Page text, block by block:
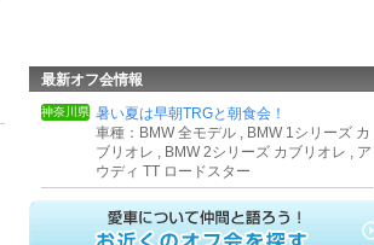
最新オフ会情報
神奈川県 暑い夏は早朝TRGと朝食会！
車種：BMW 全モデル , BMW 1シリーズ カ
ブリオレ , BMW 2シリーズ カブリオレ , ア
ウディ TT ロードスター